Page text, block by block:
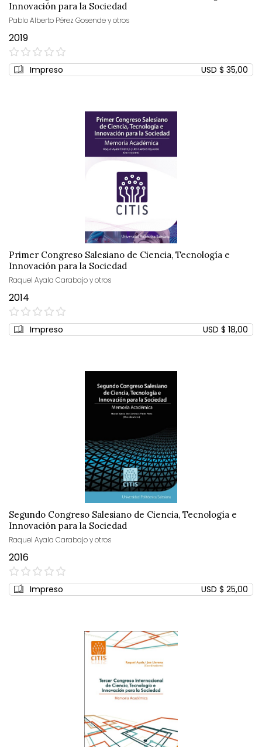
Innovación para la Sociedad
Pablo Alberto Pérez Gosende y otros
2019
0%
Impreso USD $ 35,00
Primer Congreso Salesiano de Ciencia, Tecnología e
Innovación para la Sociedad
Raquel Ayala Carabajo y otros
2014
0%
Impreso USD $ 18,00
Segundo Congreso Salesiano de Ciencia, Tecnología e
Innovación para la Sociedad
Raquel Ayala Carabajo y otros
2016
0%
Impreso USD $ 25,00